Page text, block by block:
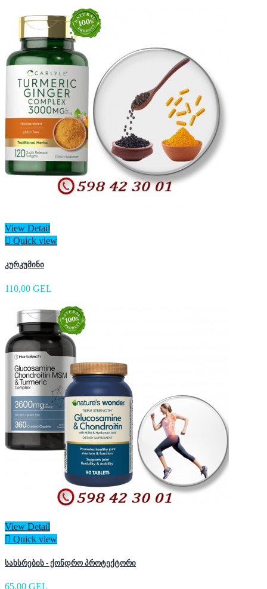
View Detail
 Quick view
კურკუმინი
110,00 GEL
View Detail
 Quick view
სახსრების - ქონდრო პროტექტორი
65,00 GEL